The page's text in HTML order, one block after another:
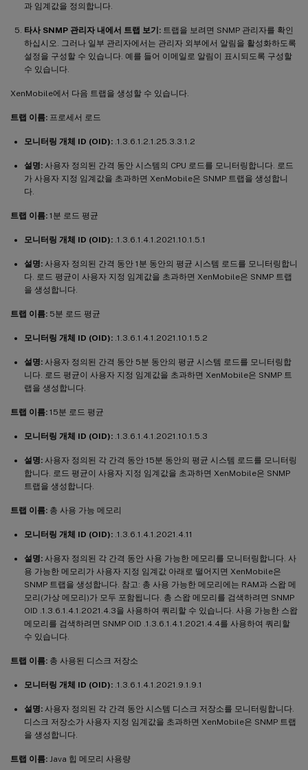
과 임계값을 정의합니다.
타사 SNMP 관리자 내에서 트랩 보기: 트랩을 보려면 SNMP 관리자를 확인
하십시오. 그러나 일부 관리자에서는 관리자 외부에서 알림을 활성화하도록
설정을 구성할 수 있습니다. 예를 들어 이메일로 알림이 표시되도록 구성할
수 있습니다.
XenMobile에서 다음 트랩을 생성할 수 있습니다.
트랩 이름: 프로세서 로드
모니터링 개체 ID (OID): .1.3.6.1.2.1.25.3.3.1.2
설명: 사용자 정의된 간격 동안 시스템의 CPU 로드를 모니터링합니다. 로드
가 사용자 지정 임계값을 초과하면 XenMobile은 SNMP 트랩을 생성합니
다.
트랩 이름: 1분 로드 평균
모니터링 개체 ID (OID): .1.3.6.1.4.1.2021.10.1.5.1
설명: 사용자 정의된 간격 동안 1분 동안의 평균 시스템 로드를 모니터링합니
다. 로드 평균이 사용자 지정 임계값을 초과하면 XenMobile은 SNMP 트랩
을 생성합니다.
트랩 이름: 5분 로드 평균
모니터링 개체 ID (OID): .1.3.6.1.4.1.2021.10.1.5.2
설명: 사용자 정의된 간격 동안 5분 동안의 평균 시스템 로드를 모니터링합
니다. 로드 평균이 사용자 지정 임계값을 초과하면 XenMobile은 SNMP 트
랩을 생성합니다.
트랩 이름: 15분 로드 평균
모니터링 개체 ID (OID): .1.3.6.1.4.1.2021.10.1.5.3
설명: 사용자 정의된 각 간격 동안 15분 동안의 평균 시스템 로드를 모니터링
합니다. 로드 평균이 사용자 지정 임계값을 초과하면 XenMobile은 SNMP
트랩을 생성합니다.
트랩 이름: 총 사용 가능 메모리
모니터링 개체 ID (OID): .1.3.6.1.4.1.2021.4.11
설명: 사용자 정의된 각 간격 동안 사용 가능한 메모리를 모니터링합니다. 사
용 가능한 메모리가 사용자 지정 임계값 아래로 떨어지면 XenMobile은
SNMP 트랩을 생성합니다. 참고: 총 사용 가능한 메모리에는 RAM과 스왑 메
모리(가상 메모리)가 모두 포함됩니다. 총 스왑 메모리를 검색하려면 SNMP
OID .1.3.6.1.4.1.2021.4.3을 사용하여 쿼리할 수 있습니다. 사용 가능한 스왑
메모리를 검색하려면 SNMP OID .1.3.6.1.4.1.2021.4.4를 사용하여 쿼리할
수 있습니다.
트랩 이름: 총 사용된 디스크 저장소
모니터링 개체 ID (OID): .1.3.6.1.4.1.2021.9.1.9.1
설명: 사용자 정의된 각 간격 동안 시스템 디스크 저장소를 모니터링합니다.
디스크 저장소가 사용자 지정 임계값을 초과하면 XenMobile은 SNMP 트랩
을 생성합니다.
트랩 이름: Java 힙 메모리 사용량